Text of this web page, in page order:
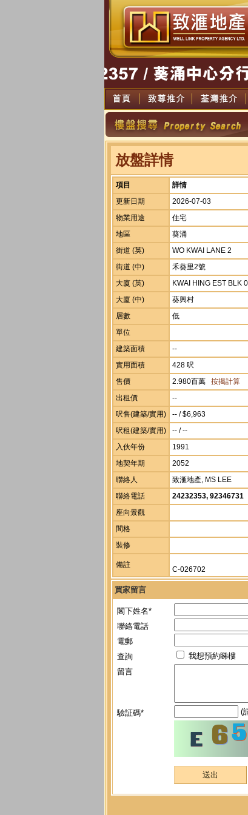
放盤詳情
項目
詳情
更新日期
2026-07-03
物業用途
住宅
地區
葵涌
街道 (英)
WO KWAI LANE 2
街道 (中)
禾葵里2號
大廈 (英)
KWAI HING EST BLK
大廈 (中)
葵興村
層數
低
單位
建築面積
--
實用面積
428 呎
售價
2.980百萬 按揭計算
出租價
--
呎售(建築/實用)
-- / $6,963
呎租(建築/實用)
-- / --
入伙年份
1991
地契年期
2052
聯絡人
致滙地產, MS LEE
聯絡電話
24232353, 92346731
座向景觀
間格
裝修
備註
C-026702
買家留言
閣下姓名*
聯絡電話
電郵
查詢
我想預約睇樓
留言
驗証碼* (